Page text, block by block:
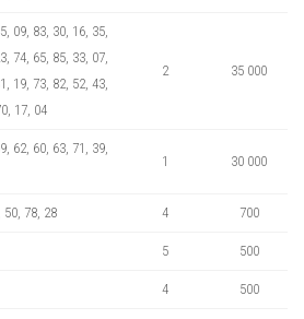
09, 83, 30, 16, 35,
74, 65, 85, 33, 07,
19, 73, 82, 52, 43,
17, 04
2 35 000
62, 60, 63, 71, 39,
1 30 000
50, 78, 28 4 700
5 500
4 500